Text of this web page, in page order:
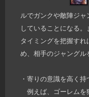
ルでガンクや敵陣ジ
していることになる
タイミングを把握す
め、相手のジャングル
・寄りの意識を高く持
例えば、ゴーレムを